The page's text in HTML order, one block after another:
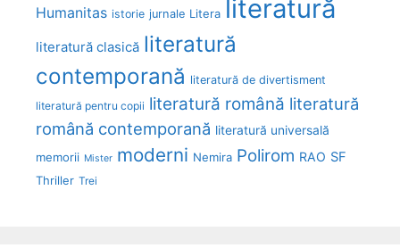
Humanitas istorie jurnale Litera literatură
literatură clasică literatură
contemporană literatură de divertisment
literatură pentru copii literatură română literatură
română contemporană literatură universală
memorii Mister moderni Nemira Polirom RAO SF
Thriller Trei